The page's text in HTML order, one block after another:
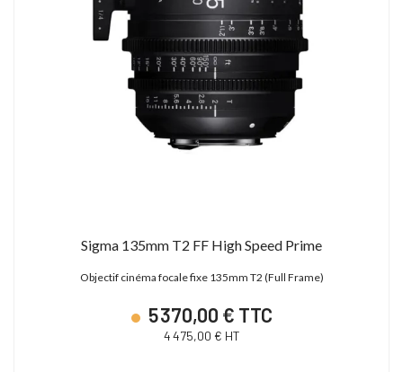
Sigma 135mm T2 FF High Speed Prime
Objectif cinéma focale fixe 135mm T2 (Full Frame)
5 370,00 € TTC
4 475,00 € HT